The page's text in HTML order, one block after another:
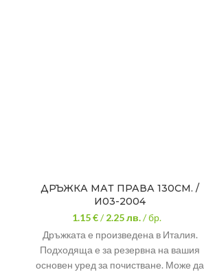
ДРЪЖКА МАТ ПРАВА 130СМ. /
И03-2004
1.15 €/2.25лв. / бр.
Дръжката е произведена в Италия.
Подходяща е за резервна на вашия
основен уред за почистване. Може да